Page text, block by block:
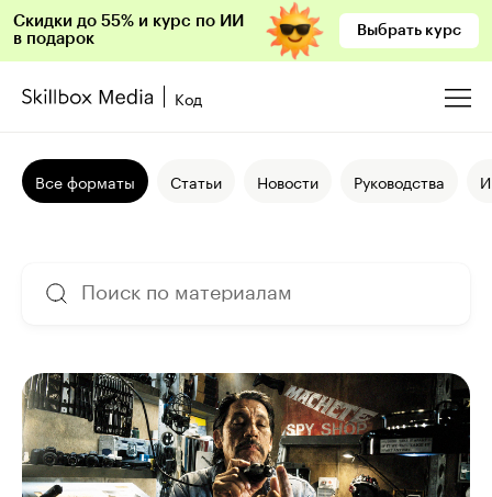
Скидки до 55% и курс по ИИ
в подарок
Выбрать курс
Код
Все форматы Статьи Новости Руководства